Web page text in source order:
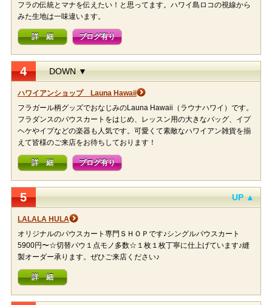
フラの伝統とマナを伝えたい！と思ってます。ハワイ島ロコの視線から
みた生地は一味違います。
詳 細 ブログ有り
4 DOWN ▼
ハワイアンショップ Launa Hawaii
フラガール柄グッズでおなじみのLauna Hawaii（ラウナハワイ）です。
フラダンスのパウスカートをはじめ、レッスン用の大きなバッグ、イプ
ヘケやイプなどの楽器も人気です。可愛くて素敵なハワイアン雑貨を揃
えて皆様のご来店をお待ちしております！
詳 細 ブログ有り
5 UP ▲
LALALA HULA
オリジナルのパウスカート専門ＳＨＯＰです♪シングルパウスカート
5900円〜☆切替パウ１点モノ多数☆１枚１枚丁寧に仕上げています♪縫
製オーダー承ります。ぜひご来店ください♪
詳 細